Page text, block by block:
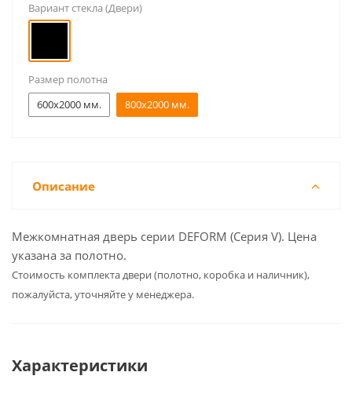
Вариант стекла (Двери)
Размер полотна
600x2000 мм.
800x2000 мм.
Описание
Межкомнатная дверь серии DEFORM (Серия V). Цена
указана за полотно.
Cтоимость комплекта двери (полотно, коробка и наличник),
пожалуйста, уточняйте у менеджера.
Характеристики